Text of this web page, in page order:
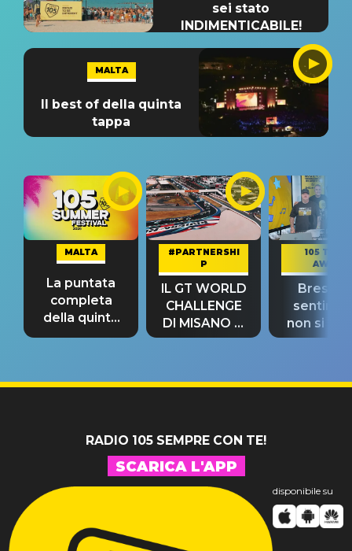
sei stato
INDIMENTICABILE!
MALTA
Il best of della quinta
tappa
MALTA
La puntata
completa
della quinta
tappa
#PARTNERSHI
P
IL GT WORLD
CHALLENGE
DI MISANO si
riconferma
105 TAKE
AWAY
Bresh:
non si
fino alla
RADIO 105 SEMPRE CON TE!
SCARICA L'APP
disponibile su